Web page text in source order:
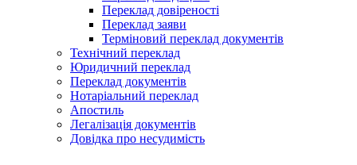
Переклад довіреності
Переклад заяви
Терміновий переклад документів
Технічний переклад
Юридичний переклад
Переклад документів
Нотаріальний переклад
Апостиль
Легалізація документів
Довідка про несудимість